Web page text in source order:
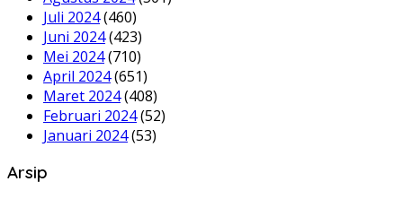
Juli 2024(460)
Juni 2024(423)
Mei 2024(710)
April 2024(651)
Maret 2024(408)
Februari 2024(52)
Januari 2024(53)
Arsip